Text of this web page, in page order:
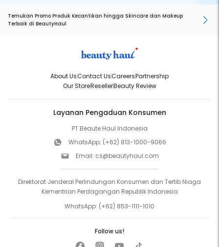
Temukan Promo Produk Kecantikan hingga Skincare dan Makeup
Terbaik di BeautyHaul
About UsContact UsCareersPartnership
Our StoreResellerBeauty Review
Layanan Pengaduan Konsumen
PT Beaute Haul Indonesia
WhatsApp: (+62) 813-1000-9066
Email: cs@beautyhaul.com
Direktorat Jenderal Perlindungan Konsumen dan Tertib Niaga
Kementrian Perdagangan Republik Indonesia
WhatsApp: (+62) 853-1111-1010
Follow us!